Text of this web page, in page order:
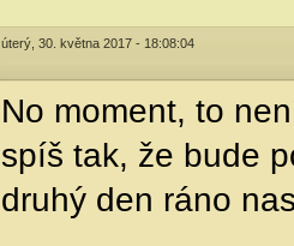
úterý, 30. května 2017 - 18:08:04
No moment, to
spíš tak, že bude
druhý den ráno